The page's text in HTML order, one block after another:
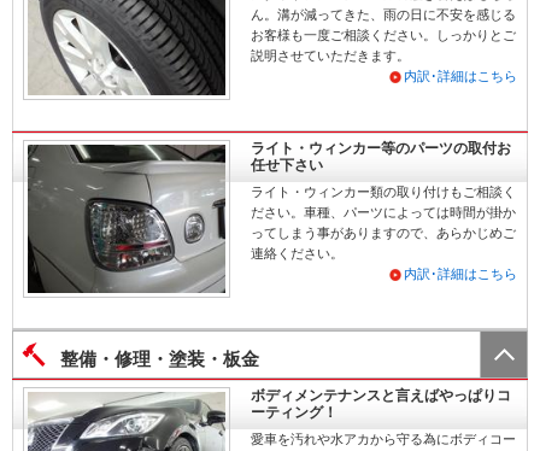
ん。溝が減ってきた、雨の日に不安を感じる
お客様も一度ご相談ください。しっかりとご
説明させていただきます。
内訳･詳細はこちら
ライト・ウィンカー等のパーツの取付お
任せ下さい
ライト・ウィンカー類の取り付けもご相談く
ださい。車種、パーツによっては時間が掛か
ってしまう事がありますので、あらかじめご
連絡ください。
内訳･詳細はこちら
整備・修理・塗装・板金
ボディメンテナンスと言えばやっぱりコ
ーティング！
愛車を汚れや水アカから守る為にボディコー